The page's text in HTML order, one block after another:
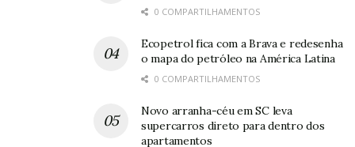
0 COMPARTILHAMENTOS
Ecopetrol fica com a Brava e redesenha
o mapa do petróleo na América Latina
0 COMPARTILHAMENTOS
Novo arranha-céu em SC leva
supercarros direto para dentro dos
apartamentos